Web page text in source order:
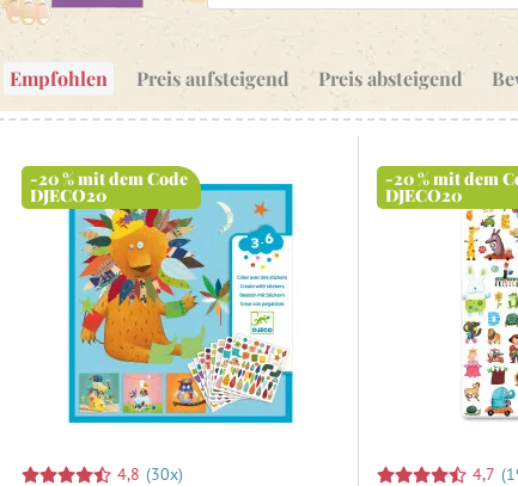
Empfohlen Preis aufsteigend Preis absteigend
-20 % mit dem Code
DJECO20
4,8 (30x)
-20 % mit dem
DJECO20
4,7